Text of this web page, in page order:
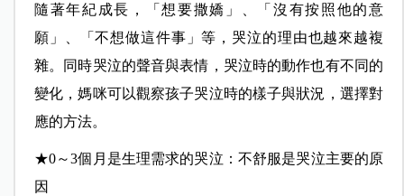
隨著年紀成長，「想要撒嬌」、「沒有按照他的意
願」、「不想做這件事」等，哭泣的理由也越來越複
雜。同時哭泣的聲音與表情，哭泣時的動作也有不同的
變化，媽咪可以觀察孩子哭泣時的樣子與狀況，選擇對
應的方法。
★0～3個月是生理需求的哭泣：不舒服是哭泣主要的原
因